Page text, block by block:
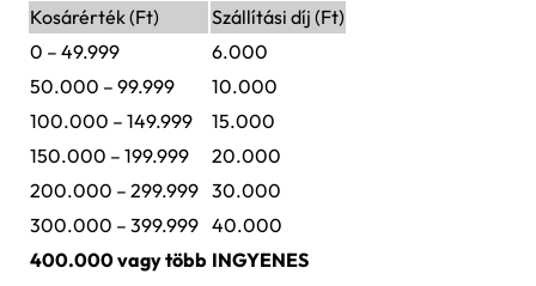
Kosárérték (Ft)
Szállítási díj (Ft)
0 – 49.999
6.000
50.000 – 99.999
10.000
100.000 – 149.999
15.000
150.000 – 199.999
20.000
200.000 – 299.999 30.000
300.000 – 399.999 40.000
400.000 vagy több INGYENES